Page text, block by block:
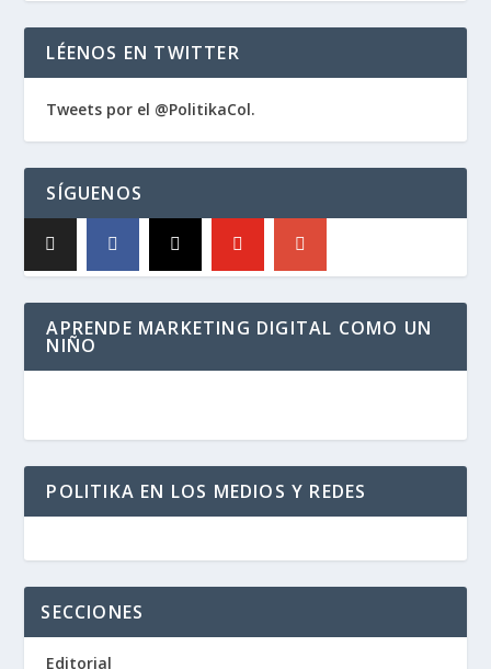
LÉENOS EN TWITTER
Tweets por el @PolitikaCol.
SÍGUENOS
APRENDE MARKETING DIGITAL COMO UN
NIÑO
POLITIKA EN LOS MEDIOS Y REDES
SECCIONES
Editorial